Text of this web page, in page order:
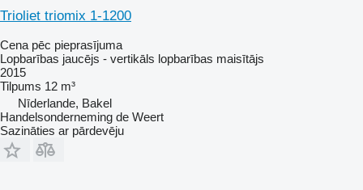
Trioliet triomix 1-1200
Cena pēc pieprasījuma
Lopbarības jaucējs - vertikāls lopbarības maisītājs
2015
Tilpums 12 m³
Nīderlande, Bakel
Handelsonderneming de Weert
Sazināties ar pārdevēju